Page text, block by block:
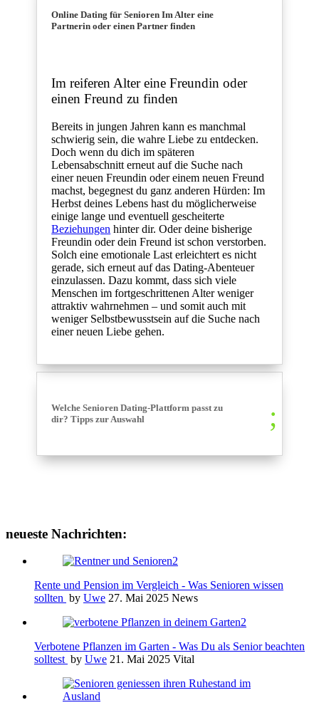
Online Dating für Senioren Im Alter eine
Partnerin oder einen Partner finden
Im reiferen Alter eine Freundin oder
einen Freund zu finden
Bereits in jungen Jahren kann es manchmal
schwierig sein, die wahre Liebe zu entdecken.
Doch wenn du dich im späteren
Lebensabschnitt erneut auf die Suche nach
einer neuen Freundin oder einem neuen Freund
machst, begegnest du ganz anderen Hürden: Im
Herbst deines Lebens hast du möglicherweise
einige lange und eventuell gescheiterte
Beziehungen hinter dir. Oder deine bisherige
Freundin oder dein Freund ist schon verstorben.
Solch eine emotionale Last erleichtert es nicht
gerade, sich erneut auf das Dating-Abenteuer
einzulassen. Dazu kommt, dass sich viele
Menschen im fortgeschrittenen Alter weniger
attraktiv wahrnehmen – und somit auch mit
weniger Selbstbewusstsein auf die Suche nach
einer neuen Liebe gehen.
Welche Senioren Dating-Plattform passt zu
dir? Tipps zur Auswahl
neueste Nachrichten:
Rente und Pension im Vergleich - Was Senioren wissen
sollten by Uwe 27. Mai 2025 News
Verbotene Pflanzen im Garten - Was Du als Senior beachten
solltest by Uwe 21. Mai 2025 Vital